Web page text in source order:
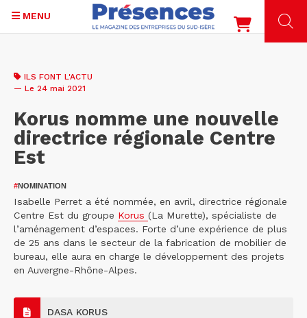
contenu
MENU
ILS FONT L'ACTU
— Le 24 mai 2021
Korus nomme une nouvelle
directrice régionale Centre
Est
#NOMINATION
Isabelle Perret a été nommée, en avril, directrice régionale
Centre Est du groupe Korus (La Murette), spécialiste de
l’aménagement d’espaces. Forte d’une expérience de plus
de 25 ans dans le secteur de la fabrication de mobilier de
bureau, elle aura en charge le développement des projets
en Auvergne-Rhône-Alpes.
DASA KORUS